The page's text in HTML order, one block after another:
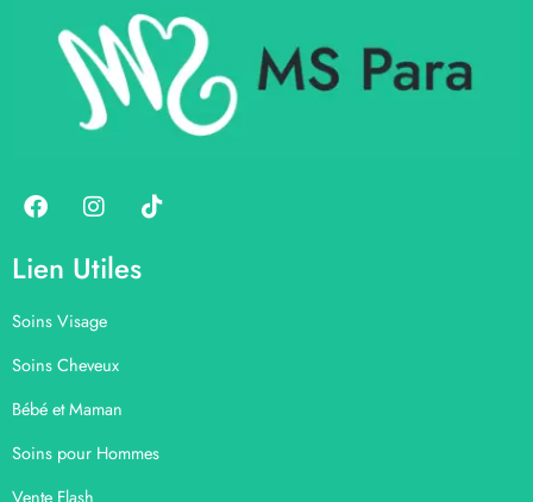
Lien Utiles
Soins Visage
Soins Cheveux
Bébé et Maman
Soins pour Hommes
Vente Flash